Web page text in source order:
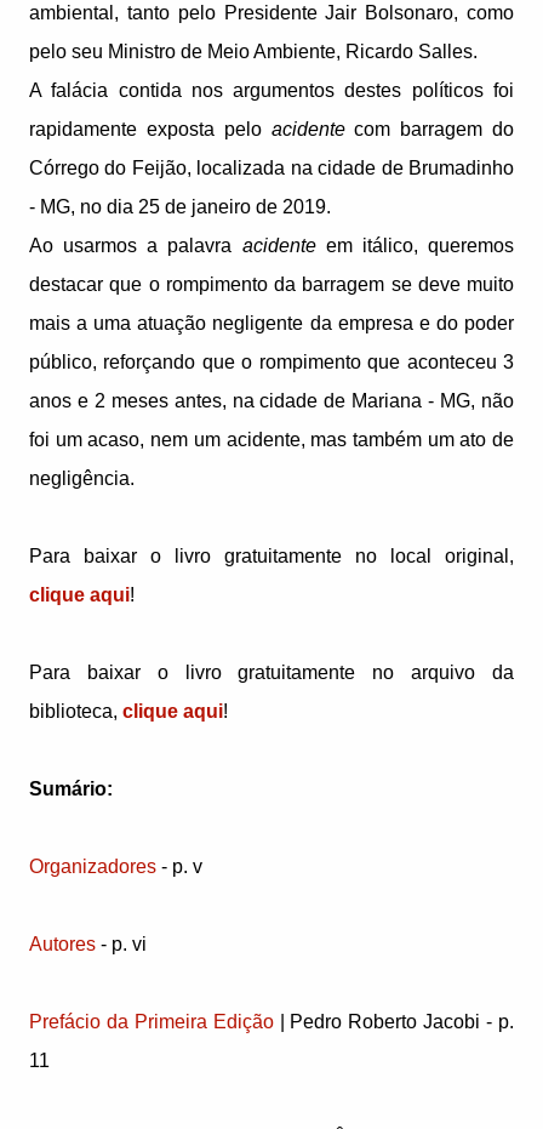
ambiental, tanto pelo Presidente Jair Bolsonaro, como
pelo seu Ministro de Meio Ambiente, Ricardo Salles.
A falácia contida nos argumentos destes políticos foi
rapidamente exposta pelo acidentecom barragem do
Córrego do Feijão, localizada na cidade de Brumadinho
- MG, no dia 25 de janeiro de 2019.
Ao usarmos a palavra acidenteem itálico, queremos
destacar que o rompimento da barragem se deve muito
mais a uma atuação negligente da empresa e do poder
público, reforçando que o rompimento que aconteceu 3
anos e 2 meses antes, na cidade de Mariana - MG, não
foi um acaso, nem um acidente, mas também um ato de
negligência.
Para baixar o livro gratuitamente no local original,
clique aqui!
Para baixar o livro gratuitamente no arquivo da
biblioteca, clique aqui!
Sumário:
Organizadores - p. v
Autores - p. vi
Prefácio da Primeira Edição| Pedro Roberto Jacobi - p.
11